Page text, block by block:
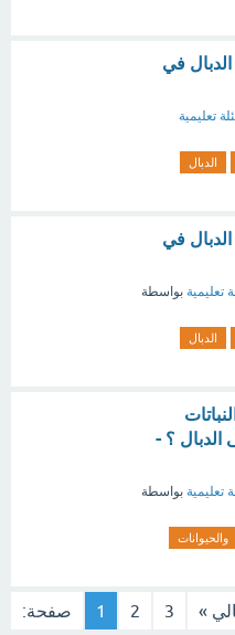
في
تعليمية
الدبال
في
تعليمية بواسطة
الدبال
الدبال ؟ -
تعليمية بواسطة
والحيوانات
صفحة: 1 2 3 »